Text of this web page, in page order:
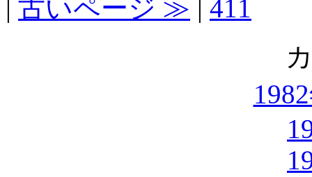
| 古いページ ≫ | 411